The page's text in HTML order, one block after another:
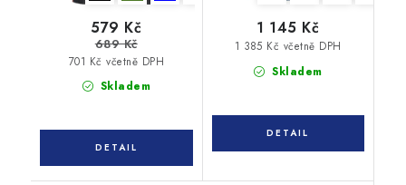
Skladem
701 Kč včetně DPH
579 Kč
689 Kč
Skladem
1 385 Kč včetně DPH
1 145 Kč